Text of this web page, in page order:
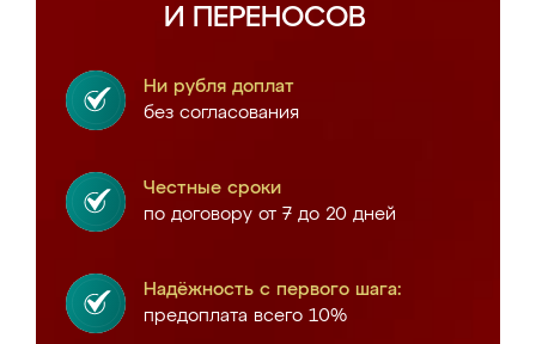
И ПЕРЕНОСОВ
Ни рубля доплат
без согласования
Честные сроки
по договору от 7 до 20 дней
Надёжность с первого шага:
предоплата всего 10%